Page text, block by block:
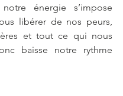
énergie s’impose
libérer de nos peurs,
et tout ce qui nous
baisse notre rythme